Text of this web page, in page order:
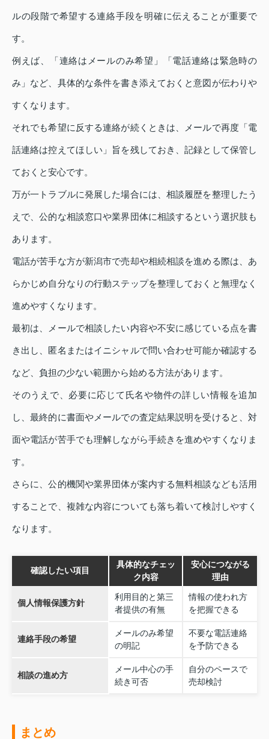
ルの段階で希望する連絡手段を明確に伝えることが重要で
す。
例えば、「連絡はメールのみ希望」「電話連絡は緊急時の
み」など、具体的な条件を書き添えておくと意図が伝わりや
すくなります。
それでも希望に反する連絡が続くときは、メールで再度「電
話連絡は控えてほしい」旨を残しておき、記録として保管し
ておくと安心です。
万が一トラブルに発展した場合には、相談履歴を整理したう
えで、公的な相談窓口や業界団体に相談するという選択肢も
あります。
電話が苦手な方が新潟市で売却や相続相談を進める際は、あ
らかじめ自分なりの行動ステップを整理しておくと無理なく
進めやすくなります。
最初は、メールで相談したい内容や不安に感じている点を書
き出し、匿名またはイニシャルで問い合わせ可能か確認する
など、負担の少ない範囲から始める方法があります。
そのうえで、必要に応じて氏名や物件の詳しい情報を追加
し、最終的に書面やメールでの査定結果説明を受けると、対
面や電話が苦手でも理解しながら手続きを進めやすくなりま
す。
さらに、公的機関や業界団体が案内する無料相談なども活用
することで、複雑な内容についても落ち着いて検討しやすく
なります。
確認したい項目
具体的なチェッ
ク内容
安心につながる
理由
個人情報保護方針
利用目的と第三
者提供の有無
情報の使われ方
を把握できる
連絡手段の希望
メールのみ希望
の明記
不要な電話連絡
を予防できる
相談の進め方
メール中心の手
続き可否
自分のペースで
売却検討
まとめ